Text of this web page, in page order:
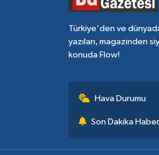
Türkiye'den ve
yazıları, magazinden
konuda Flow!
Hava Durumu
Son Dakika